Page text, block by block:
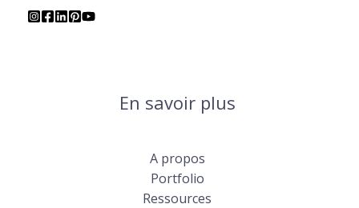
En savoir plus
A propos
Portfolio
Ressources